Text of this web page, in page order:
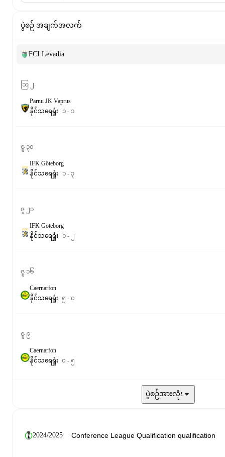
ပွဲစဉ် အချက်အလက်
FCI Levadia
ဩ ၂
Parnu JK Vaprus
နိုင်သရေရှုံး ၁ - ၁
ဇူ ၃၀
IFK Göteborg
နိုင်သရေရှုံး ၁ - ၃
ဇူ ၂၁
IFK Göteborg
နိုင်သရေရှုံး ၁- ၂
ဇူ ၁၆
Caernarfon
နိုင်သရေရှုံး ၅ - ၀
ဇူ ၉
Caernarfon
နိုင်သရေရှုံး ၀ - ၅
ပွဲစဉ်အားလုံး
2024/2025